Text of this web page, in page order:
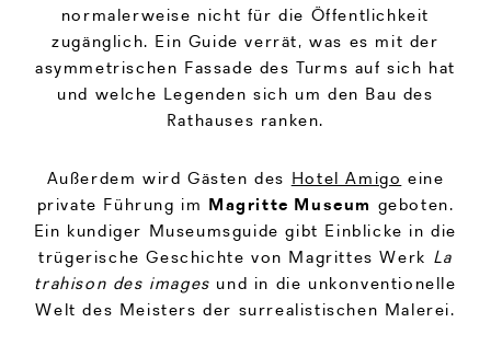
normalerweise nicht für die Öffentlichkeit
zugänglich. Ein Guide verrät, was es mit der
asymmetrischen Fassade des Turms auf sich hat
und welche Legenden sich um den Bau des
Rathauses ranken.
Außerdem wird Gästen des Hotel Amigo eine
private Führung im Magritte Museum geboten.
Ein kundiger Museumsguide gibt Einblicke in die
trügerische Geschichte von Magrittes Werk La
trahison des images und in die unkonventionelle
Welt des Meisters der surrealistischen Malerei.